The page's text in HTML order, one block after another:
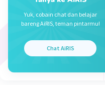
Yuk, cobain chat dan belajar
bareng AiRIS, teman pintarmu!
Chat AiRIS